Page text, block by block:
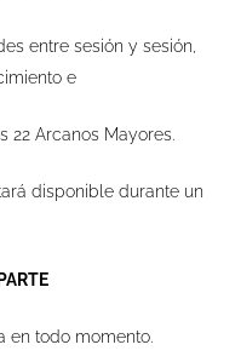
entre sesión y sesión,
e
22 Arcanos Mayores.
disponible durante un
en todo momento.